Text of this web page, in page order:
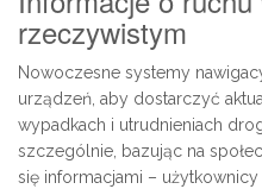
rzeczywistym
Nowoczesne systemy
urządzeń, aby dostarczyć
wypadkach i utrudnieniach
szczególnie, bazując na
się informacjami –